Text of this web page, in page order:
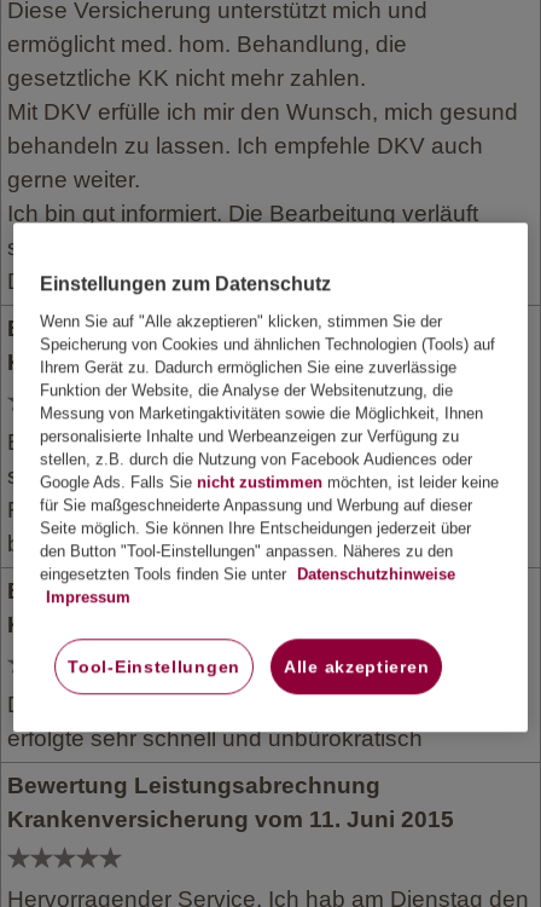
Diese Versicherung unterstützt mich und
ermöglicht med. hom. Behandlung, die
gesetztliche KK nicht mehr zahlen.
Mit DKV erfülle ich mir den Wunsch, mich gesund
behandeln zu lassen. Ich empfehle DKV auch
gerne weiter.
Ich bin gut informiert. Die Bearbeitung verläuft
schnell und unkompliziert.
Diese Bewertung gilt für Versicherunt bei Kindern.
Bewertung Leistungsabrechnung
Krankenversicherung vom 12. Juni 2015
Bearbeitung der eingereichten Rechnungen geht
schnell und ohne Probleme.
Rechnungen werden immer ohne wenn und aber
bezahlt.
Bewertung Leistungsabrechnung
Krankenversicherung vom 12. Juni 2015
Die Bearbeitung der eingereichten Rechnung
erfolgte sehr schnell und unbürokratisch
Bewertung Leistungsabrechnung
Krankenversicherung vom 11. Juni 2015
Hervorragender Service. Ich hab am Dienstag den
Einstellungen zum Datenschutz
Wenn Sie auf "Alle akzeptieren" klicken, stimmen Sie der
Speicherung von Cookies und ähnlichen Technologien (Tools) auf
Ihrem Gerät zu. Dadurch ermöglichen Sie eine zuverlässige
Funktion der Website, die Analyse der Websitenutzung, die
Messung von Marketingaktivitäten sowie die Möglichkeit, Ihnen
personalisierte Inhalte und Werbeanzeigen zur Verfügung zu
stellen, z.B. durch die Nutzung von Facebook Audiences oder
Google Ads. Falls Sienicht zustimmen möchten, ist leider keine
für Sie maßgeschneiderte Anpassung und Werbung auf dieser
Seite möglich. Sie können Ihre Entscheidungen jederzeit über
den Button "Tool-Einstellungen" anpassen. Näheres zu den
eingesetzten Tools finden Sie unter
Datenschutzhinweise
Impressum
Tool-Einstellungen Alle akzeptieren